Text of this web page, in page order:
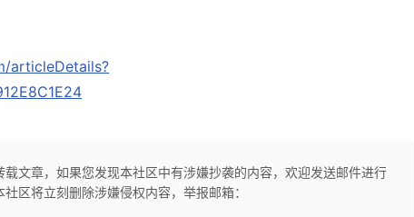
articleDetails?
载文章，如果您发现本社区中有涉嫌抄袭的内容，欢迎发送邮件进行
区将立刻删除涉嫌侵权内容，举报邮箱：